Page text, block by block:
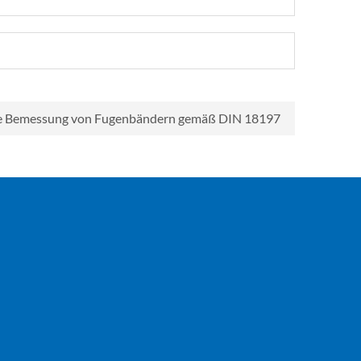
Bemessung von Fugenbändern gemäß DIN 18197